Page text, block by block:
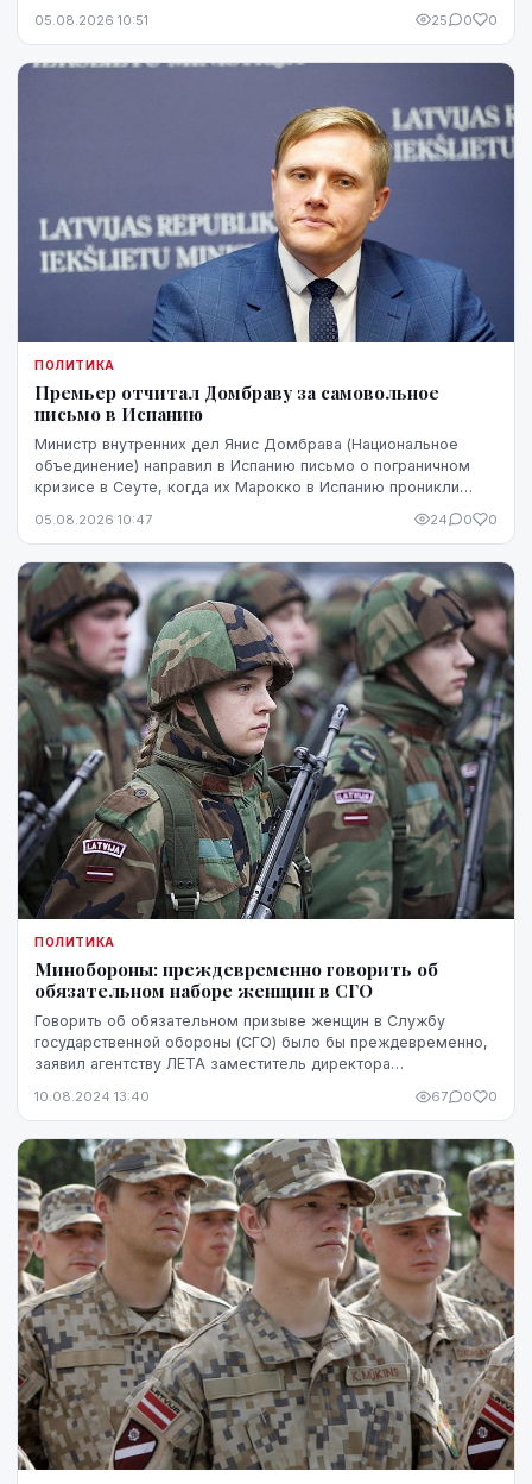
05.08.2026 10:51 25 0 0
ПОЛИТИКА
Премьер отчитал Домбраву за самовольное
письмо в Испанию
Министр внутренних дел Янис Домбрава (Национальное
объединение) направил в Испанию письмо о пограничном
кризисе в Сеуте, когда их Марокко в Испанию проникли
чувствительно.
05.08.2026 10:47 24 0 0
ПОЛИТИКА
Минобороны: преждевременно говорить об
обязательном наборе женщин в СГО
Говорить об обязательном призыве женщин в Службу
государственной обороны (СГО) было бы преждевременно,
заявил агентству ЛЕТА заместитель директора
10.08.2024 13:40 67 0 0